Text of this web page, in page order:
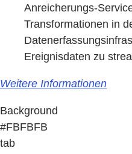
Anreicherungs-
Transformationen in
Ereignisdaten zu
Weitere Informationen
Background
#FBFBFB
tab